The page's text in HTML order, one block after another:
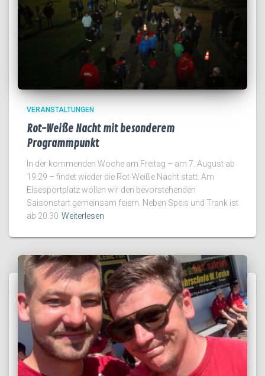
VERANSTALTUNGEN
Rot-Weiße Nacht mit besonderem
Programmpunkt
In der kommenden Woche am Freitag – am 7. August ab
19.29 – findet wieder die Rot-Weiße Nacht statt. Am
Elsesportplatz wollen wir den bevorstehenden
Saisonstart gemeinsam feiern. Neben Speis und Trank ist
ab 20.30 Weiterlesen